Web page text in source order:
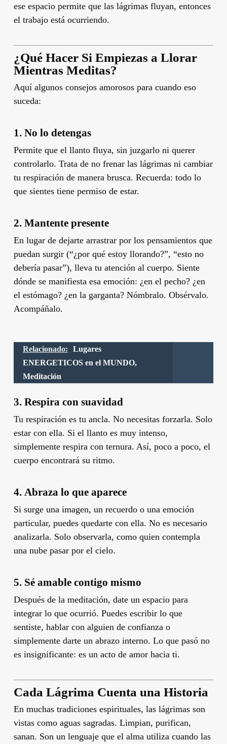
ese espacio permite que las lágrimas fluyan, entonces
el trabajo está ocurriendo.
¿Qué Hacer Si Empiezas a Llorar
Mientras Meditas?
Aquí algunos consejos amorosos para cuando eso
suceda:
1. No lo detengas
Permite que el llanto fluya, sin juzgarlo ni querer
controlarlo. Trata de no frenar las lágrimas ni cambiar
tu respiración de manera brusca. Recuerda: todo lo
que sientes tiene permiso de estar.
2. Mantente presente
En lugar de dejarte arrastrar por los pensamientos que
puedan surgir (“¿por qué estoy llorando?”, “esto no
debería pasar”), lleva tu atención al cuerpo. Siente
dónde se manifiesta esa emoción: ¿en el pecho? ¿en
el estómago? ¿en la garganta? Nómbralo. Obsérvalo.
Acompáñalo.
Relacionado:
Lugares
ENERGETICOS en el MUNDO,
Meditación
3. Respira con suavidad
Tu respiración es tu ancla. No necesitas forzarla. Solo
estar con ella. Si el llanto es muy intenso,
simplemente respira con ternura. Así, poco a poco, el
cuerpo encontrará su ritmo.
4. Abraza lo que aparece
Si surge una imagen, un recuerdo o una emoción
particular, puedes quedarte con ella. No es necesario
analizarla. Solo observarla, como quien contempla
una nube pasar por el cielo.
5. Sé amable contigo mismo
Después de la meditación, date un espacio para
integrar lo que ocurrió. Puedes escribir lo que
sentiste, hablar con alguien de confianza o
simplemente darte un abrazo interno. Lo que pasó no
es insignificante: es un acto de amor hacia ti.
Cada Lágrima Cuenta una Historia
En muchas tradiciones espirituales, las lágrimas son
vistas como aguas sagradas. Limpian, purifican,
sanan. Son un lenguaje que el alma utiliza cuando las